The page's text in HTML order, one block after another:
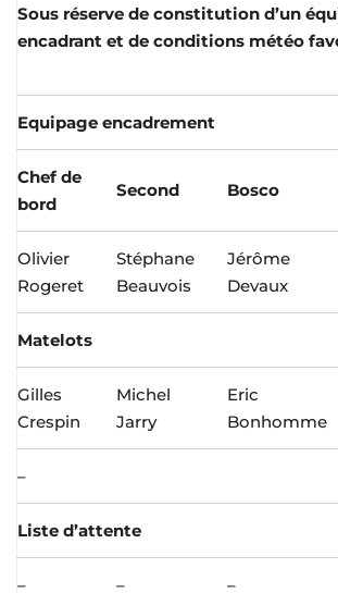
Sous réserve de constitution d’un
encadrant et de conditions météo
Equipage encadrement
Chef de
bord
Second Bosco
Olivier
Rogeret
Stéphane
Beauvois
Jérôme
Devaux
Matelots
Gilles
Crespin
Michel
Jarry
Eric
Bonhomme
–
Liste d’attente
– – –